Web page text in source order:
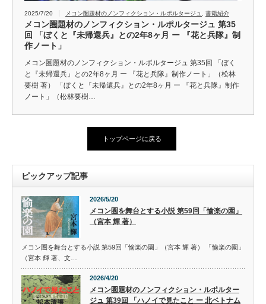
2025/7/20 メコン圏題材のノンフィクション・ルポルタージュ 書籍紹介
メコン圏題材のノンフィクション・ルポルタージュ 第35
回 「ぼくと『未帰還兵』との2年8ヶ月 ー 『花と兵隊』制
作ノート」
メコン圏題材のノンフィクション・ルポルタージュ 第35回 「ぼく
と『未帰還兵』との2年8ヶ月 ー 『花と兵隊』制作ノート」（松林
要樹 著） 「ぼくと『未帰還兵』との2年8ヶ月 ー 『花と兵隊』制作
ノート」（松林要樹…
トップページに戻る
ピックアップ記事
2026/5/20
メコン圏を舞台とする小説 第59回「愉楽の園」
（宮本 輝 著）
メコン圏を舞台とする小説 第59回「愉楽の園」（宮本 輝 著） 「愉楽の園」
（宮本 輝 著、文…
2026/4/20
メコン圏題材のノンフィクション・ルポルター
ジュ 第39回 「ハノイで見たこと ー 北ベトナム